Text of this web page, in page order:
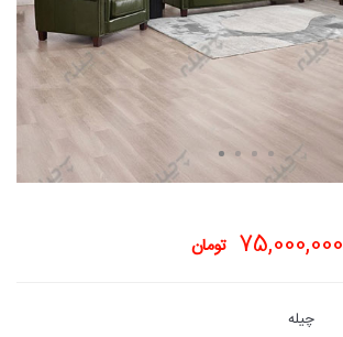
75,000,000 تومان
چیله